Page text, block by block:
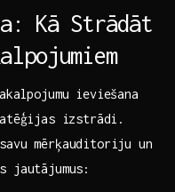
‍Kā Strādāt
ieviešana
izstrādi.
mērķauditoriju un‍
jautājumus: